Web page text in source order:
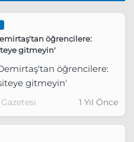
öğrencilere:
gitmeyin'
öğrencilere:
gitmeyin'
1 Yıl Önce